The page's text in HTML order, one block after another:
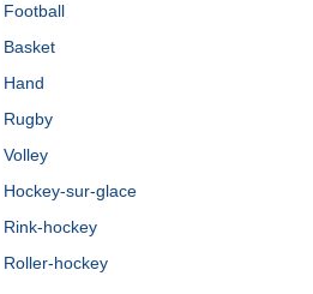
Football
Basket
Hand
Rugby
Volley
Hockey-sur-glace
Rink-hockey
Roller-hockey